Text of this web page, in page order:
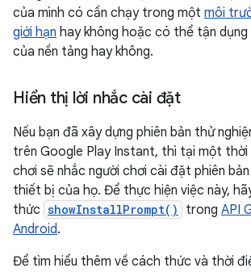
của mình có cần chạy trong một môi
giới hạn hay không hoặc có thể tận dụng
của nền tảng hay không.
Hiển thị lời nhắc cài đặt
Nếu bạn đã xây dựng phiên bản thử
trên Google Play Instant, thì tại một
chơi sẽ nhắc người chơi cài đặt phiên
thiết bị của họ. Để thực hiện việc này,
thức showInstallPrompt() trong API
Android.
Để tìm hiểu thêm về cách thức và thời